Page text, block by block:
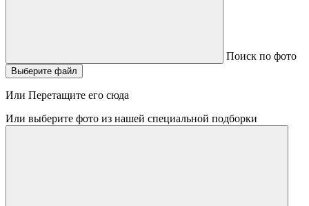
Поиск по фото
Выберите файл
Или Перетащите его сюда
Или выберите фото из нашей специальной подборки